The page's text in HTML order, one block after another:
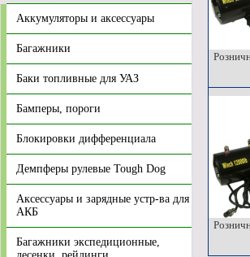
Аккумуляторы и аксессуары
Багажники
Баки топливные для УАЗ
Бамперы, пороги
Блокировки дифференциала
Демпферы рулевые Tough Dog
Аксессуары и зарядные устр-ва для
АКБ
Багажники экспедиционные,